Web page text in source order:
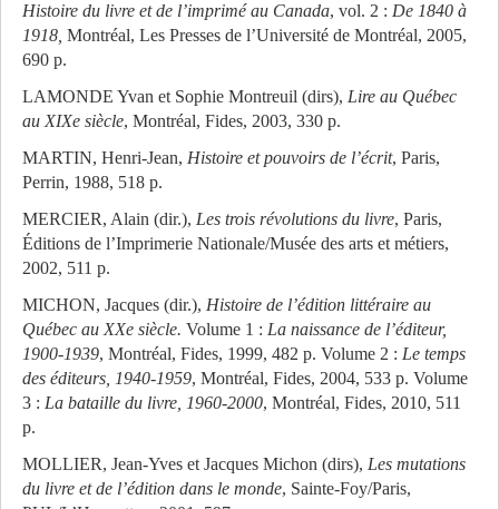
Histoire du livre et de l’imprimé au Canada, vol. 2 : De 1840 à
1918, Montréal, Les Presses de l’Université de Montréal, 2005,
690 p.
LAMONDE Yvan et Sophie Montreuil (dirs), Lire au Québec
au XIXe siècle, Montréal, Fides, 2003, 330 p.
MARTIN, Henri-Jean, Histoire et pouvoirs de l’écrit, Paris,
Perrin, 1988, 518 p.
MERCIER, Alain (dir.), Les trois révolutions du livre, Paris,
Éditions de l’Imprimerie Nationale/Musée des arts et métiers,
2002, 511 p.
MICHON, Jacques (dir.), Histoire de l’édition littéraire au
Québec au XXe siècle. Volume 1 : La naissance de l’éditeur,
1900-1939, Montréal, Fides, 1999, 482 p. Volume 2 : Le temps
des éditeurs, 1940-1959, Montréal, Fides, 2004, 533 p. Volume
3 : La bataille du livre, 1960-2000, Montréal, Fides, 2010, 511
p.
MOLLIER, Jean-Yves et Jacques Michon (dirs), Les mutations
du livre et de l’édition dans le monde, Sainte-Foy/Paris,